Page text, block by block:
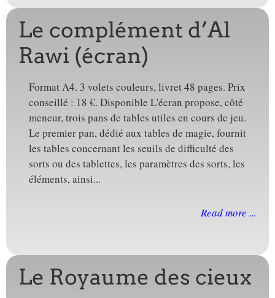
Le complément d’Al
Rawi (écran)
Format A4. 3 volets couleurs, livret 48 pages. Prix
conseillé : 18 €. Disponible L'écran propose, côté
meneur, trois pans de tables utiles en cours de jeu.
Le premier pan, dédié aux tables de magie, fournit
les tables concernant les seuils de difficulté des
sorts ou des tablettes, les paramètres des sorts, les
éléments, ainsi...
Read more ...
Le Royaume des cieux